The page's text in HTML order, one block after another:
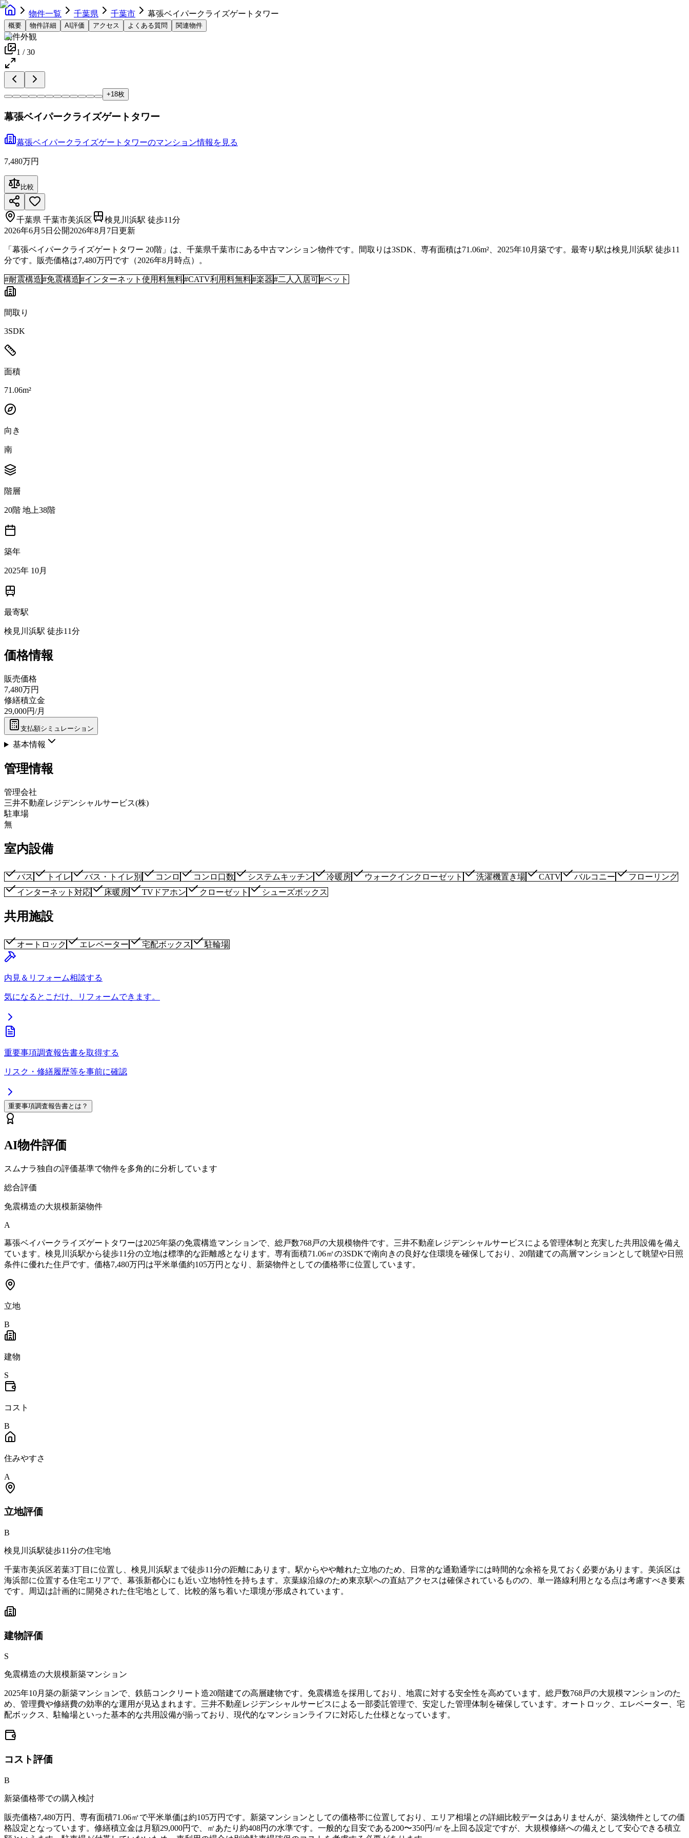
物件一覧 千葉県 千葉市 幕張ベイパークライズゲートタワー
概要 物件詳細 AI評価 アクセス よくある質問 関連物件
物件外観
1 /30
+18枚
幕張ベイパークライズゲートタワー
幕張ベイパークライズゲートタワーのマンション情報を見る
7,480万円
比較
千葉県 千葉市美浜区
検見川浜駅 徒歩11分
2026年6月5日 公開2026年8月7日 更新
「幕張ベイパークライズゲートタワー 20階」は、千葉県千葉市にある中古マンション物件です。間取りは3SDK、専有面積は71.06m²、2025年10月築です。最寄り駅は検見川浜駅 徒歩11
分です。販売価格は7,480万円です（2026年8月時点）。
#耐震構造#免震構造#インターネット使用料無料#CATV利用料無料#楽器#二人入居可#ペット
間取り
3SDK
面積
71.06m²
向き
南
階層
20階 地上38階
築年
2025年 10月
最寄駅
検見川浜駅 徒歩11分
価格情報
販売価格
7,480万円
修繕積立金
29,000円/月
支払額シミュレーション
基本情報
管理情報
管理会社
三井不動産レジデンシャルサービス(株)
駐車場
無
室内設備
バス トイレ バス・トイレ別 コンロ コンロ口数 システムキッチン 冷暖房 ウォークインクローゼット 洗濯機置き場 CATV バルコニー
フローリング
インターネット対応
床暖房 TVドアホン クローゼット シューズボックス
共用施設
オートロック エレベーター 宅配ボックス 駐輪場
内見＆リフォーム相談する
気になるとこだけ、リフォームできます。
重要事項調査報告書を取得する
リスク・修繕履歴等を事前に確認
重要事項調査報告書とは？
AI物件評価
スムナラ独自の評価基準で物件を多角的に分析しています
総合評価
免震構造の大規模新築物件
A
幕張ベイパークライズゲートタワーは2025年築の免震構造マンションで、総戸数768戸の大規模物件です。三井不動産レジデンシャルサービスによる管理体制と充実した共用設備を備え
ています。検見川浜駅から徒歩11分の立地は標準的な距離感となります。専有面積71.06㎡の3SDKで南向きの良好な住環境を確保しており、20階建ての高層マンションとして眺望や日照
条件に優れた住戸です。価格7,480万円は平米単価約105万円となり、新築物件としての価格帯に位置しています。
立地
B
建物
S
コスト
B
住みやすさ
A
立地評価
B
検見川浜駅徒歩11分の住宅地
千葉市美浜区若葉3丁目に位置し、検見川浜駅まで徒歩11分の距離にあります。駅からやや離れた立地のため、日常的な通勤通学には時間的な余裕を見ておく必要があります。美浜区は
海浜部に位置する住宅エリアで、幕張新都心にも近い立地特性を持ちます。京葉線沿線のため東京駅への直結アクセスは確保されているものの、単一路線利用となる点は考慮すべき要素
です。周辺は計画的に開発された住宅地として、比較的落ち着いた環境が形成されています。
建物評価
S
免震構造の大規模新築マンション
2025年10月築の新築マンションで、鉄筋コンクリート造20階建ての高層建物です。免震構造を採用しており、地震に対する安全性を高めています。総戸数768戸の大規模マンションのた
め、管理費や修繕費の効率的な運用が見込まれます。三井不動産レジデンシャルサービスによる一部委託管理で、安定した管理体制を確保しています。オートロック、エレベーター、宅
配ボックス、駐輪場といった基本的な共用設備が揃っており、現代的なマンションライフに対応した仕様となっています。
コスト評価
B
新築価格帯での購入検討
販売価格7,480万円、専有面積71.06㎡で平米単価は約105万円です。新築マンションとしての価格帯に位置しており、エリア相場との詳細比較データはありませんが、築浅物件としての価
格設定となっています。修繕積立金は月額29,000円で、㎡あたり約408円の水準です。一般的な目安である200〜350円/㎡を上回る設定ですが、大規模修繕への備えとして安心できる積立